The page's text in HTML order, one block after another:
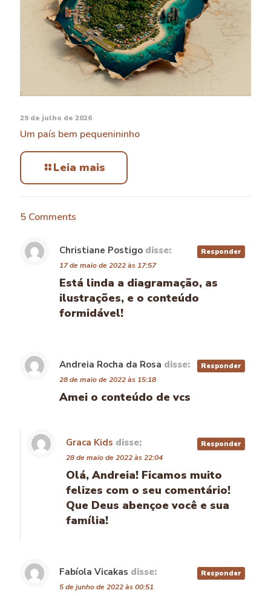
29 de julho de 2026
Um país bem pequenininho
Leia mais
5 Comments
Christiane Postigo disse:
17 de maio de 2022 às 17:57
Está linda a diagramação, as
ilustrações, e o conteúdo
formidável!
Responder
Andreia Rocha da Rosa disse:
28 de maio de 2022 às 15:18
Amei o conteúdo de vcs
Responder
Graca Kids disse:
28 de maio de 2022 às 22:04
Olá, Andreia! Ficamos muito
felizes com o seu comentário!
Que Deus abençoe você e sua
família!
Responder
Fabíola Vicakas disse:
5 de junho de 2022 às 00:51
Responder